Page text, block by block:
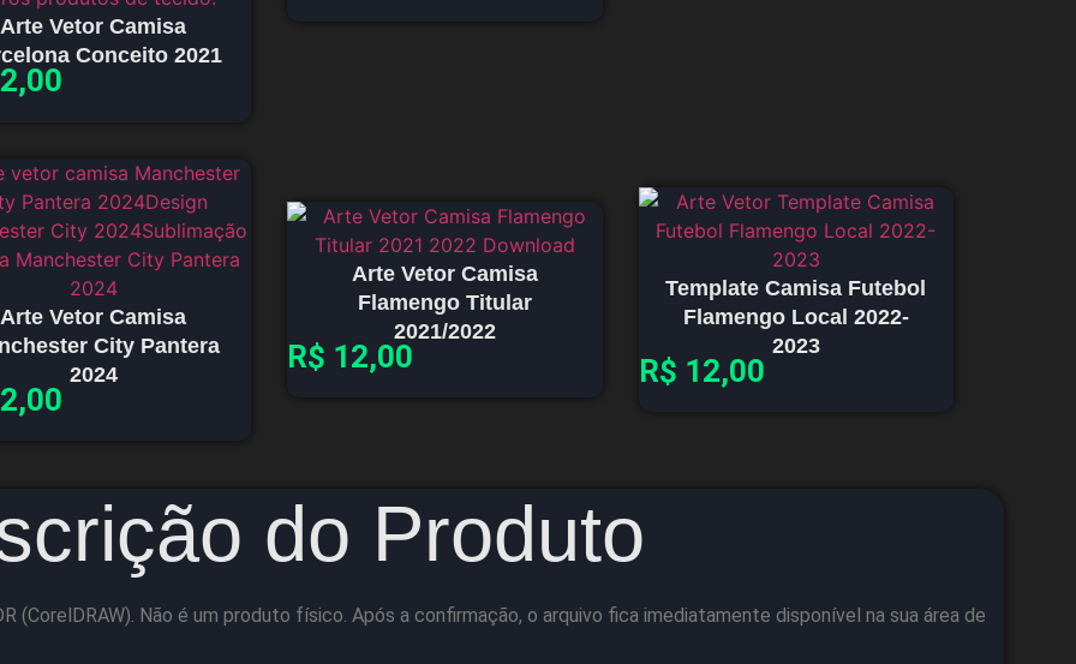
Arte Vetor Camisa
Conceito 2021
Arte Vetor Camisa
City Pantera
2024
Arte Vetor Camisa
Flamengo Titular
2021/2022
R$ 12,00
Template Camisa Futebol
Flamengo Local 2022-
2023
R$ 12,00
do Produto
Não é um produto físico. Após a confirmação, o arquivo fica imediatamente disponível na sua área de